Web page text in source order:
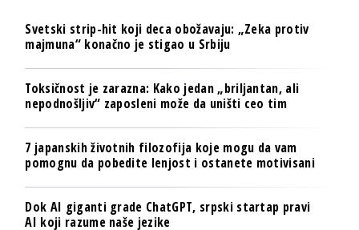
Svetski strip-hit koji deca obožavaju: „Zeka protiv
majmuna“ konačno je stigao u Srbiju
Toksičnost je zarazna: Kako jedan „briljantan, ali
nepodnošljiv“ zaposleni može da uništi ceo tim
7 japanskih životnih filozofija koje mogu da vam
pomognu da pobedite lenjost i ostanete motivisani
Dok AI giganti grade ChatGPT, srpski startap pravi
AI koji razume naše jezike